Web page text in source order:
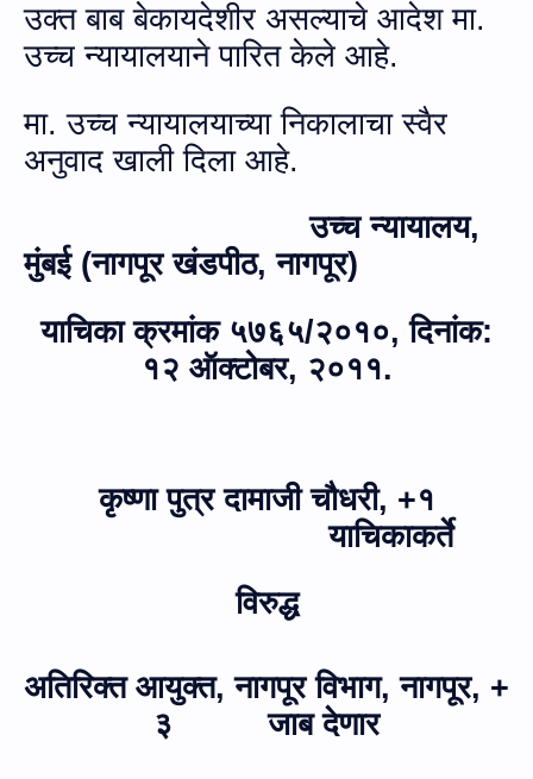
उक्‍त बाब बेकायदेशीर असल्‍याचे आदेश मा.
उच्‍च न्‍यायालयाने पारित केले आहे.
मा. उच्‍च न्‍यायालयाच्‍या निकालाचा स्‍वैर
अनुवाद खाली दिला आहे.
उच्च न्यायालय,
मुंबई (नागपूर खंडपीठ,नागपूर)
याचिका क्रमांक ५७६५/२०१०, दिनांक:
१२ ऑक्टोबर, २०११.
कृष्णा पुत्र दामाजी चौधरी, +१
याचिकाकर्ते
विरुद्ध
अतिरिक्त आयुक्त,नागपूर विभाग, नागपूर, +
३
जाब देणार